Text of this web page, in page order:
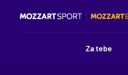
Za tebe